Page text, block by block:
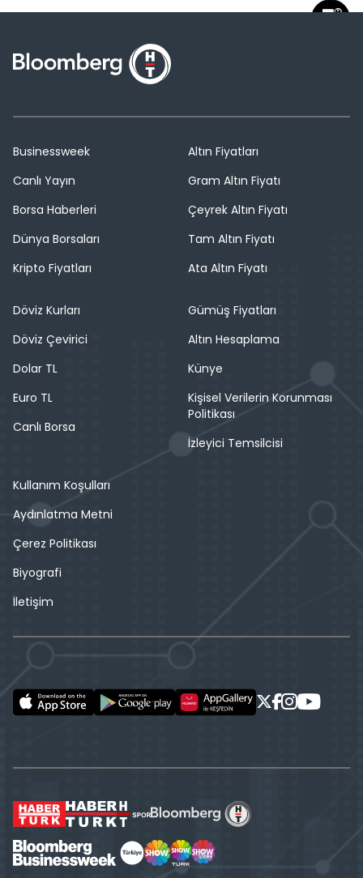
Businessweek
Canlı Yayın
Borsa Haberleri
Dünya Borsaları
Kripto Fiyatları
Altın Fiyatları
Gram Altın Fiyatı
Çeyrek Altın Fiyatı
Tam Altın Fiyatı
Ata Altın Fiyatı
Döviz Kurları
Döviz Çevirici
Dolar TL
Euro TL
Canlı Borsa
Gümüş Fiyatları
Altın Hesaplama
Künye
Kişisel Verilerin Korunması
Politikası
İzleyici Temsilcisi
Kullanım Koşulları
Aydınlatma Metni
Çerez Politikası
Biyografi
İletişim